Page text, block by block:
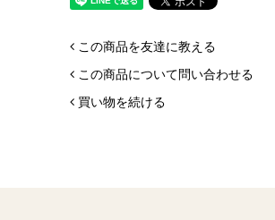
この商品を友達に教える
この商品について問い合わせる
買い物を続ける